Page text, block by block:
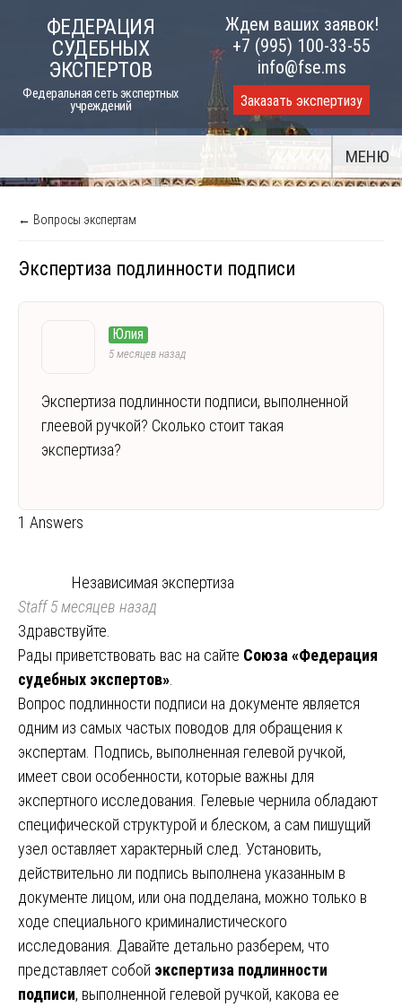
ФЕДЕРАЦИЯ
СУДЕБНЫХ
ЭКСПЕРТОВ
Федеральная сеть экспертных
учреждений
Ждем ваших заявок!
+7 (995) 100-33-55
info@fse.ms
Заказать экспертизу
МЕНЮ
← Вопросы экспертам
Экспертиза подлинности подписи
Юлия
5 месяцев назад
Экспертиза подлинности подписи, выполненной
глеевой ручкой? Сколько стоит такая
экспертиза?
1 Answers
Независимая экспертиза
Staff5 месяцев назад
Здравствуйте.
Рады приветствовать вас на сайте Союза «Федерация
судебных экспертов»
Вопрос подлинности подписи на документе является
одним из самых частых поводов для обращения к
экспертам. Подпись, выполненная гелевой ручкой,
имеет свои особенности, которые важны для
экспертного исследования. Гелевые чернила обладают
специфической структурой и блеском, а сам пишущий
узел оставляет характерный след. Установить,
действительно ли подпись выполнена указанным в
документе лицом, или она подделана, можно только в
ходе специального криминалистического
исследования. Давайте детально разберем, что
представляет собой экспертиза подлинности
подписи, выполненной гелевой ручкой, какова ее